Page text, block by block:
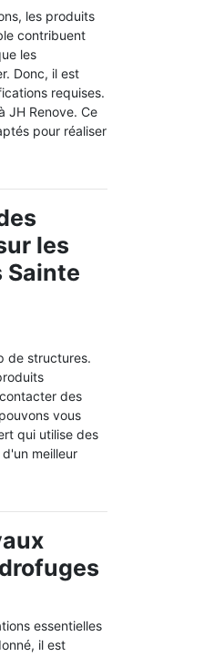
les produits
contribuent
les
Donc, il est
requises.
JH Renove. Ce
pour réaliser
les
Sainte
de structures.
des
vous
qui utilise des
meilleur
essentielles
il est